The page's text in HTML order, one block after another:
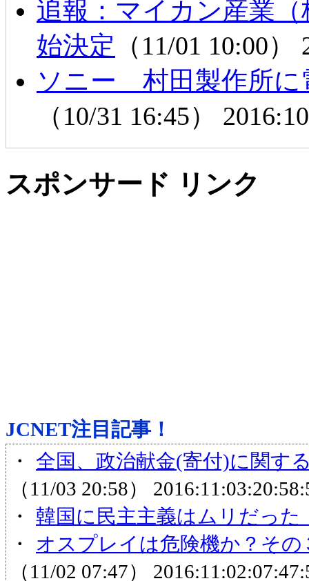
追報：マイカン産業
始決定 （11/01 10:00）
ソニー 村田製作所に
（10/31 16:45）
スポンサード リンク
JCNET注目記事！
・ 全国、政治献金(寄付)に関す
（11/03 20:58）
・ 韓国に民主主義はムリだった
・
オスプレイは危険機か？そ
（11/02 07:47）